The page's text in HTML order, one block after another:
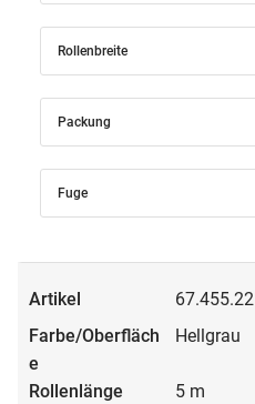
Rollenbreite
Packung
Fuge
67.455.22
Hellgrau
5 m